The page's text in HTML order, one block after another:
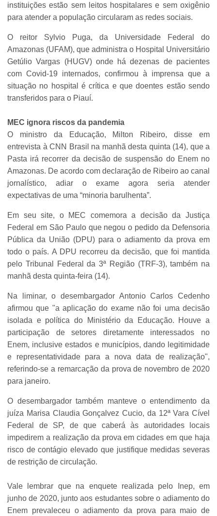
instituições estão sem leitos hospitalares e sem oxigênio
para atender a população circularam as redes sociais.
O reitor Sylvio Puga, da Universidade Federal do
Amazonas (UFAM), que administra o Hospital Universitário
Getúlio Vargas (HUGV) onde há dezenas de pacientes
com Covid-19 internados, confirmou à imprensa que a
situação no hospital é crítica e que doentes estão sendo
transferidos para o Piauí.
MEC ignora riscos da pandemia
O ministro da Educação, Milton Ribeiro, disse em
entrevista à CNN Brasil na manhã desta quinta (14), que a
Pasta irá recorrer da decisão de suspensão do Enem no
Amazonas. De acordo com declaração de Ribeiro ao canal
jornalístico, adiar o exame agora seria atender
expectativas de uma “minoria barulhenta”.
Em seu site, o MEC comemora a decisão da Justiça
Federal em São Paulo que negou o pedido da Defensoria
Pública da União (DPU) para o adiamento da prova em
todo o país. A DPU recorreu da decisão, que foi mantida
pelo Tribunal Federal da 3ª Região (TRF-3), também na
manhã desta quinta-feira (14).
Na liminar, o desembargador Antonio Carlos Cedenho
afirmou que "a aplicação do exame não foi uma decisão
isolada e política do Ministério da Educação. Houve a
participação de setores diretamente interessados no
Enem, inclusive estados e municípios, dando legitimidade
e representatividade para a nova data de realização",
referindo-se a remarcação da prova de novembro de 2020
para janeiro.
O desembargador também manteve o entendimento da
juíza Marisa Claudia Gonçalvez Cucio, da 12ª Vara Cível
Federal de SP, de que caberá às autoridades locais
impedirem a realização da prova em cidades em que haja
risco de contágio elevado que justifique medidas severas
de restrição de circulação.
Vale lembrar que na enquete realizada pelo Inep, em
junho de 2020, junto aos estudantes sobre o adiamento do
Enem prevaleceu o adiamento da prova para maio de